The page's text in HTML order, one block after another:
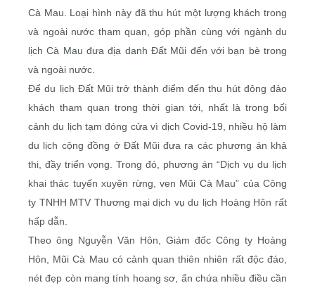
Cà Mau. Loại hình này đã thu hút một lượng khách trong
và ngoài nước tham quan, góp phần cùng với ngành du
lịch Cà Mau đưa địa danh Ðất Mũi đến với bạn bè trong
và ngoài nước.
Ðể du lịch Ðất Mũi trở thành điểm đến thu hút đông đảo
khách tham quan trong thời gian tới, nhất là trong bối
cảnh du lịch tạm đóng cửa vì dịch Covid-19, nhiều hộ làm
du lịch cộng đồng ở Ðất Mũi đưa ra các phương án khả
thi, đầy triển vọng. Trong đó, phương án “Dịch vụ du lịch
khai thác tuyến xuyên rừng, ven Mũi Cà Mau” của Công
ty TNHH MTV Thương mại dịch vụ du lịch Hoàng Hôn rất
hấp dẫn.
Theo ông Nguyễn Văn Hôn, Giám đốc Công ty Hoàng
Hôn, Mũi Cà Mau có cảnh quan thiên nhiên rất độc đáo,
nét đẹp còn mang tính hoang sơ, ẩn chứa nhiều điều cần